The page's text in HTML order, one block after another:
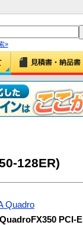
»
128ER)
Quadro
PCI-E